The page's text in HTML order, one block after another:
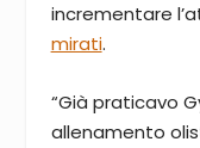
incrementare
mirati.
“Già praticavo
allenamento